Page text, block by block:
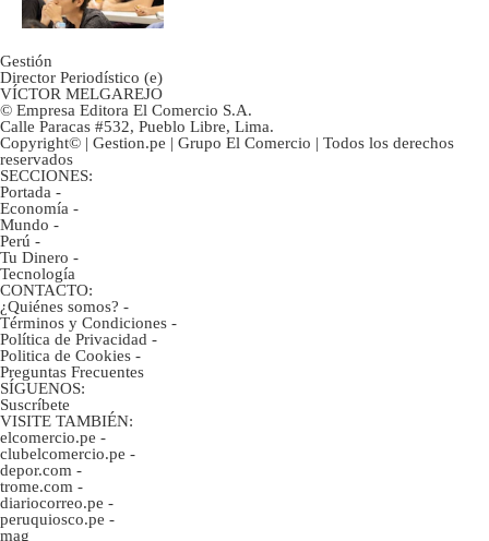
Gestión
Director Periodístico (e)
VÍCTOR MELGAREJO
© Empresa Editora El Comercio S.A.
Calle Paracas #532, Pueblo Libre, Lima.
Copyright© | Gestion.pe | Grupo El Comercio | Todos los derechos
reservados
SECCIONES:
Portada -
Economía -
Mundo -
Perú -
Tu Dinero -
Tecnología
CONTACTO:
¿Quiénes somos? -
Términos y Condiciones -
Política de Privacidad -
Politica de Cookies -
Preguntas Frecuentes
SÍGUENOS:
Suscríbete
VISITE TAMBIÉN:
elcomercio.pe -
clubelcomercio.pe -
depor.com -
trome.com -
diariocorreo.pe -
peruquiosco.pe -
mag